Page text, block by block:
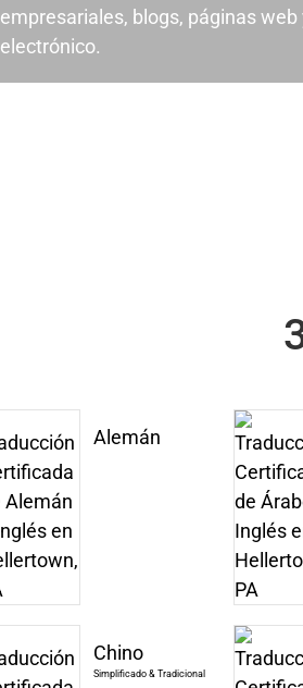
empresariales, blogs, páginas
electrónico.
Alemán
Chino
Simplificado & Tradicional